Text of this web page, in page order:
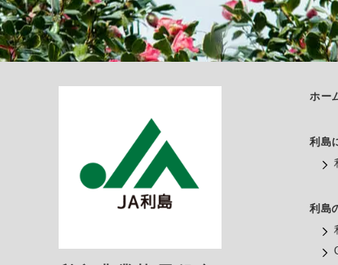
ホー
利島
利島